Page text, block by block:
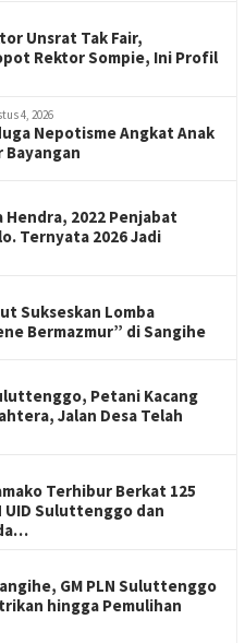
Unsrat Tak Fair,
Rektor Sompie, Ini Profil
4, 2026
Nepotisme Angkat Anak
Bayangan
Hendra, 2022 Penjabat
Ternyata 2026 Jadi
Sukseskan Lomba
Bermazmur” di Sangihe
Petani Kacang
Jalan Desa Telah
Terhibur Berkat 125
UID Suluttenggo dan
GM PLN Suluttenggo
hingga Pemulihan